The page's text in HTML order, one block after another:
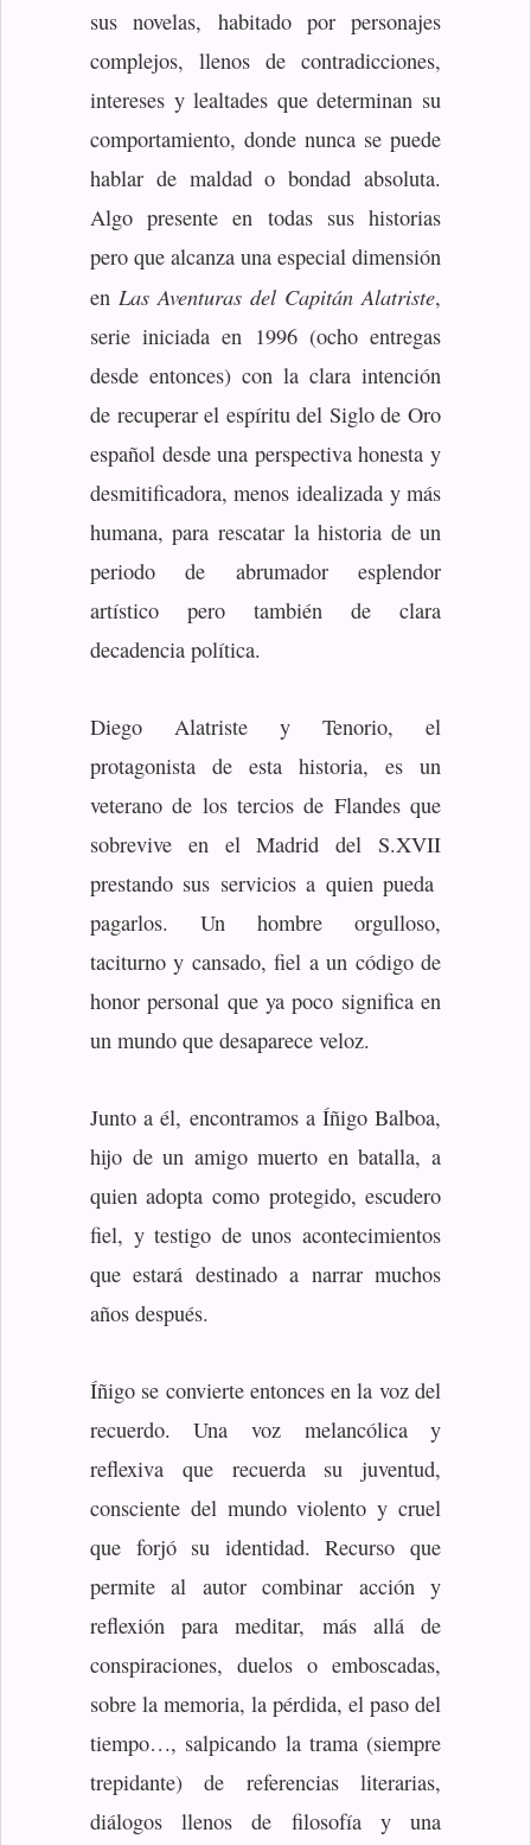
sus novelas, habitado por personajes
complejos, llenos de contradicciones,
intereses y lealtades que determinan su
comportamiento, donde nunca se puede
hablar de maldad o bondad absoluta.
Algo presente en todas sus historias
pero que alcanza una especial dimensión
en Las Aventuras del Capitán Alatriste,
serie iniciada en 1996 (ocho entregas
desde entonces) con la clara intención
de recuperar el espíritu del Siglo de Oro
español desde una perspectiva honesta y
desmitificadora, menos idealizada y más
humana, para rescatar la historia de un
periodo de abrumador esplendor
artístico pero también de clara
decadencia política.
Diego Alatriste y Tenorio, el
protagonista de esta historia, es un
veterano de los tercios de Flandes que
sobrevive en el Madrid del S.XVII
prestando sus servicios a quien pueda
pagarlos. Un hombre orgulloso,
taciturno y cansado, fiel a un código de
honor personal que ya poco significa en
un mundo que desaparece veloz.
Junto a él, encontramos a Íñigo Balboa,
hijo de un amigo muerto en batalla, a
quien adopta como protegido, escudero
fiel, y testigo de unos acontecimientos
que estará destinado a narrar muchos
años después.
Íñigo se convierte entonces en la voz del
recuerdo. Una voz melancólica y
reflexiva que recuerda su juventud,
consciente del mundo violento y cruel
que forjó su identidad. Recurso que
permite al autor combinar acción y
reflexión para meditar, más allá de
conspiraciones, duelos o emboscadas,
sobre la memoria, la pérdida, el paso del
tiempo…, salpicando la trama (siempre
trepidante) de referencias literarias,
diálogos llenos de filosofía y una